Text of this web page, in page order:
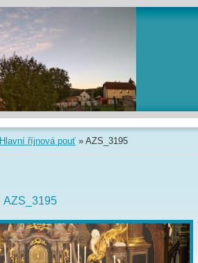
Hlavní říjnová pouť » AZS_3195
AZS_3195